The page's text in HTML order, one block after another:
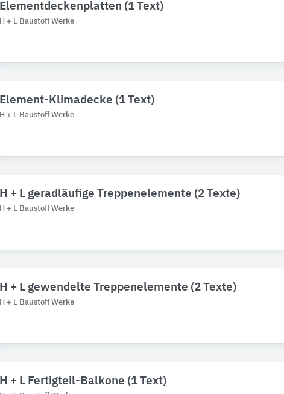
Elementdeckenplatten (1 Text)
H + L Baustoff Werke
Element-Klimadecke (1 Text)
H + L Baustoff Werke
H + L geradläufige Treppenelemente (2 Texte)
H + L Baustoff Werke
H + L gewendelte Treppenelemente (2 Texte)
H + L Baustoff Werke
H + L Fertigteil-Balkone (1 Text)